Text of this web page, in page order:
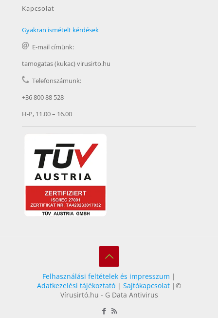
Kapcsolat
Gyakran ismételt kérdések
E-mail címünk:
tamogatas (kukac) virusirto.hu
Telefonszámunk:
+36 800 88 528
H-P, 11.00 – 16.00
Felhasználási feltételek és impresszum |
Adatkezelési tájékoztató| Sajtókapcsolat|©
Vírusirtó.hu - G Data Antivirus